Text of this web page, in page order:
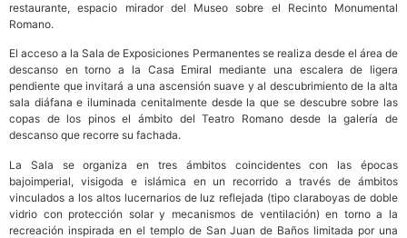
restaurante, espacio mirador del Museo sobre el Recinto Monumental
Romano.
El acceso a la Sala de Exposiciones Permanentes se realiza desde el área de
descanso en torno a la Casa Emiral mediante una escalera de ligera
pendiente que invitará a una ascensión suave y al descubrimiento de la alta
sala diáfana e iluminada cenitalmente desde la que se descubre sobre las
copas de los pinos el ámbito del Teatro Romano desde la galería de
descanso que recorre su fachada.
La Sala se organiza en tres ámbitos coincidentes con las épocas
bajoimperial, visigoda e islámica en un recorrido a través de ámbitos
vinculados a los altos lucernarios de luz reflejada (tipo claraboyas de doble
vidrio con protección solar y mecanismos de ventilación) en torno a la
recreación inspirada en el templo de San Juan de Baños limitada por una